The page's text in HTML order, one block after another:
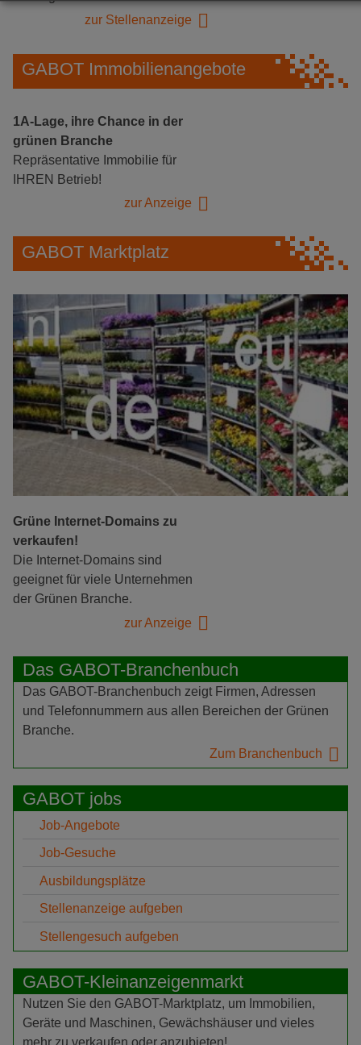
zur Stellenanzeige
GABOT Immobilienangebote
1A-Lage, ihre Chance in der
grünen Branche
Repräsentative Immobilie für
IHREN Betrieb!
zur Anzeige
GABOT Marktplatz
Grüne Internet-Domains zu
verkaufen!
Die Internet-Domains sind
geeignet für viele Unternehmen
der Grünen Branche.
zur Anzeige
Das GABOT-Branchenbuch
Das GABOT-Branchenbuch zeigt Firmen, Adressen
und Telefonnummern aus allen Bereichen der Grünen
Branche.
Zum Branchenbuch
GABOT jobs
Job-Angebote
Job-Gesuche
Ausbildungsplätze
Stellenanzeige aufgeben
Stellengesuch aufgeben
GABOT-Kleinanzeigenmarkt
Nutzen Sie den GABOT-Marktplatz, um Immobilien,
Geräte und Maschinen, Gewächshäuser und vieles
mehr zu verkaufen oder anzubieten!